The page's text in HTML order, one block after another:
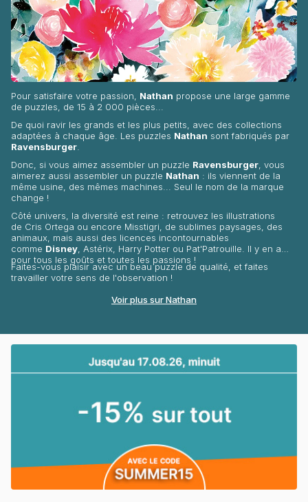
Pour satisfaire votre passion, Nathan propose une large gamme
de puzzles, de 15 à 2 000 pièces...
De quoi ravir les grands et les plus petits, avec des collections
adaptées à chaque âge. Les puzzles Nathan sont fabriqués par
Ravensburger
Donc, si vous aimez assembler un puzzle Ravensburger , vous
aimerez aussi assembler un puzzle Nathan : ils viennent de la
même usine, des mêmes machines... Seul le nom de la marque
change !
Côté univers, la diversité est reine : retrouvez les illustrations
de Cris Ortega ou encore Misstigri , de sublimes paysages, des
animaux, mais aussi des licences incontournables
comme Disney , Astérix, Harry Potter ou Pat'Patrouille. Il y en a
pour tous les goûts et toutes les passions !
Faites-vous plaisir avec un beau puzzle de qualité, et faites
travailler votre sens de l'observation !
Voir plus sur Nathan